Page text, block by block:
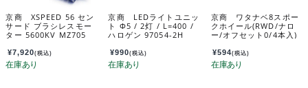
京商 XSPEED 56 セン
サード ブラシレスモー
ター 5600KV MZ705
¥7,920(税込)
京商 LEDライトユニッ
ト Φ5 / 2灯 / L=400 /
ハロゲン 97054-2H
¥990(税込)
京商 ワタナベ8スポー
クホイール(RWD/ナロ
ー/オフセット0/4本入)
¥594(税込)